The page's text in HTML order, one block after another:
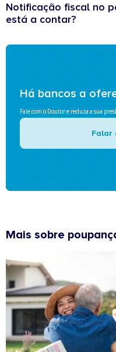
Notificação fiscal no
está a contar?
Há bancos a
Fale com o Doutor e reduza a sua
Falar
Mais sobre